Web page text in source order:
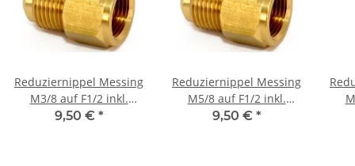
Reduziernippel Messing
M3/8 auf F1/2 inkl.
Dichtring
9,50 € *
Reduziernippel Messing
M5/8 auf F1/2 inkl.
Dichtring
9,50 € *